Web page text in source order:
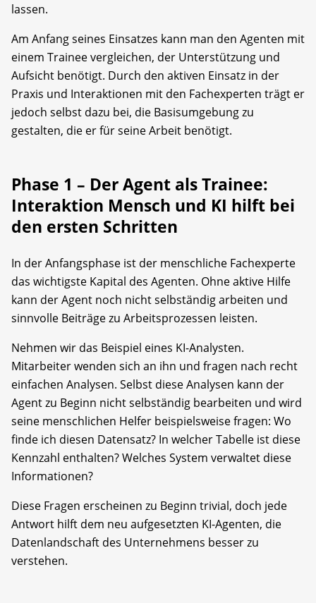
lassen.
Am Anfang seines Einsatzes kann man den Agenten mit
einem Trainee vergleichen, der Unterstützung und
Aufsicht benötigt. Durch den aktiven Einsatz in der
Praxis und Interaktionen mit den Fachexperten trägt er
jedoch selbst dazu bei, die Basisumgebung zu
gestalten, die er für seine Arbeit benötigt.
Phase 1 – Der Agent als Trainee:
Interaktion Mensch und KI hilft bei
den ersten Schritten
In der Anfangsphase ist der menschliche Fachexperte
das wichtigste Kapital des Agenten. Ohne aktive Hilfe
kann der Agent noch nicht selbständig arbeiten und
sinnvolle Beiträge zu Arbeitsprozessen leisten.
Nehmen wir das Beispiel eines KI-Analysten.
Mitarbeiter wenden sich an ihn und fragen nach recht
einfachen Analysen. Selbst diese Analysen kann der
Agent zu Beginn nicht selbständig bearbeiten und wird
seine menschlichen Helfer beispielsweise fragen: Wo
finde ich diesen Datensatz? In welcher Tabelle ist diese
Kennzahl enthalten? Welches System verwaltet diese
Informationen?
Diese Fragen erscheinen zu Beginn trivial, doch jede
Antwort hilft dem neu aufgesetzten KI-Agenten, die
Datenlandschaft des Unternehmens besser zu
verstehen.